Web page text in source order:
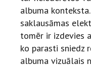
albuma
saklausāmas
tomēr ir izdevies
ko parasti sniedz
albuma vizuālais